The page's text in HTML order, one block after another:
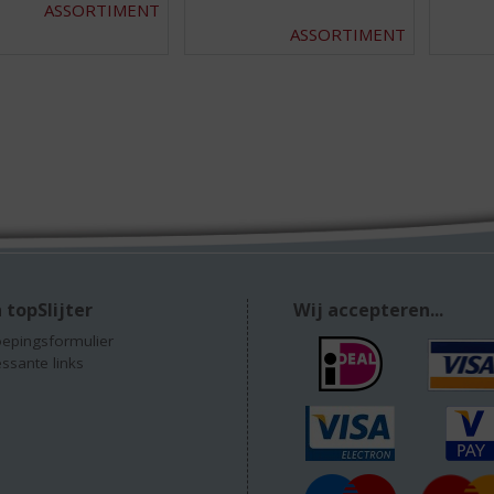
ASSORTIMENT
ASSORTIMENT
topSlijter
links
Wij accepteren...